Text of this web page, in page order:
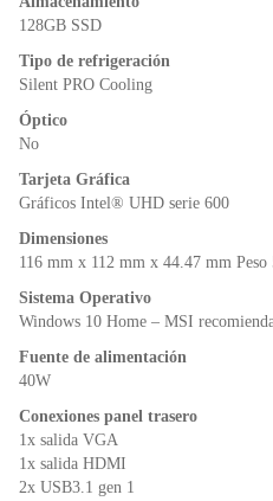
128GB SSD
Tipo de refrigeración
Silent PRO Cooling
Óptico
No
Tarjeta Gráfica
Gráficos Intel® UHD serie 600
Dimensiones
116 mm x 112 mm x 44.47 mm Peso
Sistema Operativo
Windows 10 Home – MSI
Fuente de alimentación
40W
Conexiones panel trasero
1x salida VGA
1x salida HDMI
2x USB3.1 gen 1